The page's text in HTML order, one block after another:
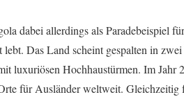
dabei allerdings als Paradebeispiel
Das Land scheint gespalten in
luxuriösen Hochhaustürmen. Im Jahr
für Ausländer weltweit.